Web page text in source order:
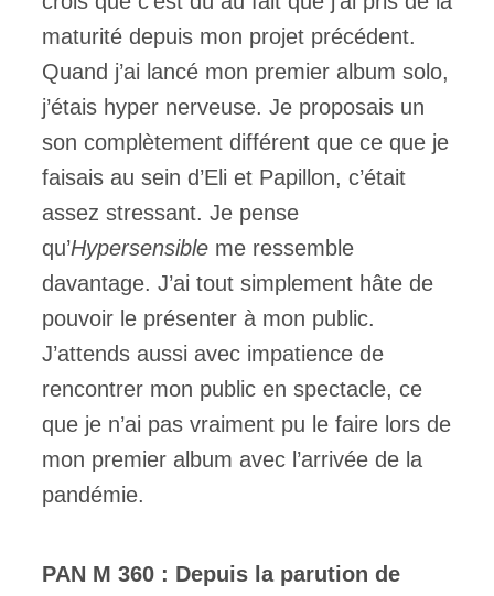
maturité depuis mon projet précédent.
Quand j’ai lancé mon premier album solo,
j’étais hyper nerveuse. Je proposais un
son complètement différent que ce que je
faisais au sein d’Eli et Papillon, c’était
assez stressant. Je pense
qu’Hypersensible me ressemble
davantage. J’ai tout simplement hâte de
pouvoir le présenter à mon public.
J’attends aussi avec impatience de
rencontrer mon public en spectacle, ce
que je n’ai pas vraiment pu le faire lors de
mon premier album avec l’arrivée de la
pandémie.
PAN M 360 : Depuis la parution de